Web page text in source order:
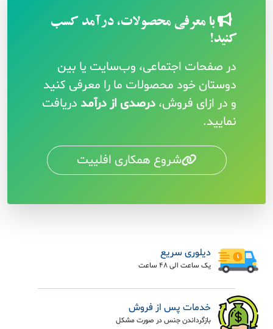
با معرفی محصولات، درآمد کسب
کنید!
در صفحات اجتماعی، وب‌سایت یا بین
دوستان خود محصولات ما را معرفی کنید
و در ازای فروش، درصدی از درآمد دریافت
نمایید.
شروع همکاری افلییت
دیلوری سریع
یک ساعت الی 48 ساعت
خدمات پس از فروش
بازگرداندن جنس در صورت مشکل